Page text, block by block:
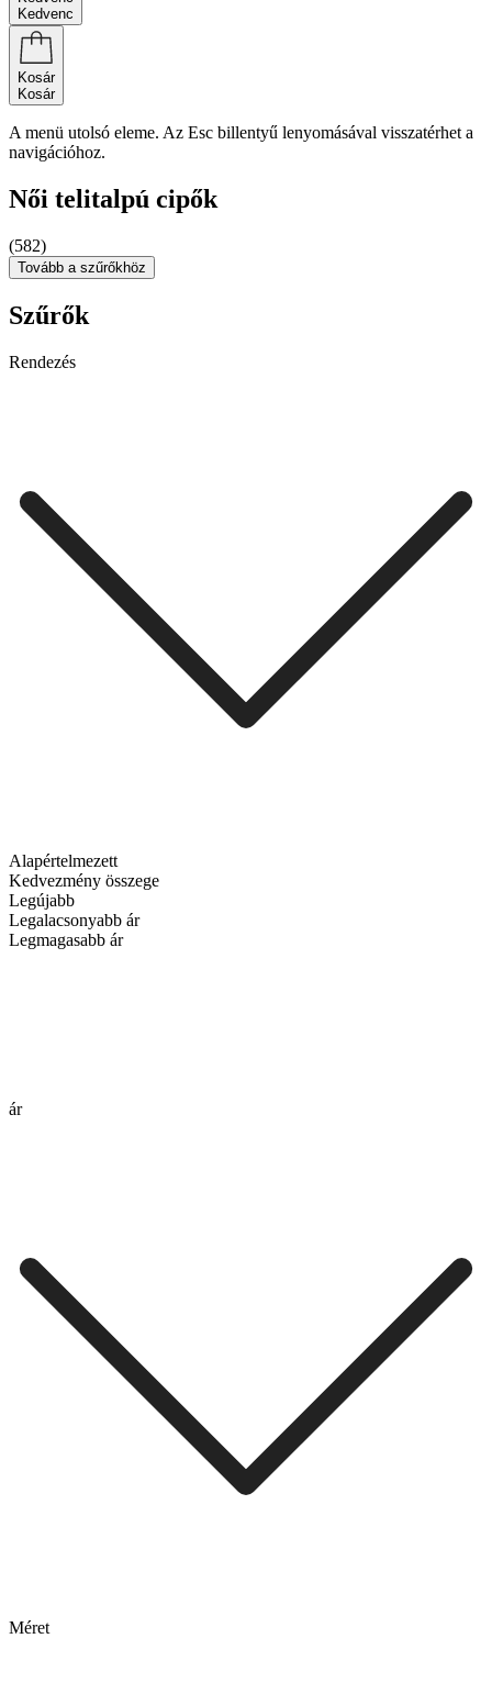
Kedvenc
Kosár
Kosár
A menü utolsó eleme. Az Esc billentyű lenyomásával visszatérhet a
navigációhoz.
Női telitalpú cipők
(582)
Tovább a szűrőkhöz
Szűrők
Rendezés
Alapértelmezett
Kedvezmény összege
Legújabb
Legalacsonyabb ár
Legmagasabb ár
ár
Méret